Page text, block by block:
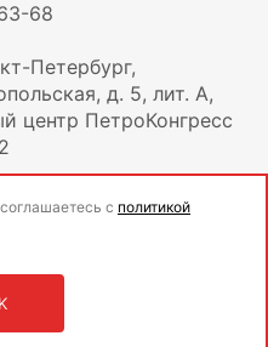
68
Петербург,
д. 5, лит. А,
центр ПетроКонгресс
заявку
с политикой